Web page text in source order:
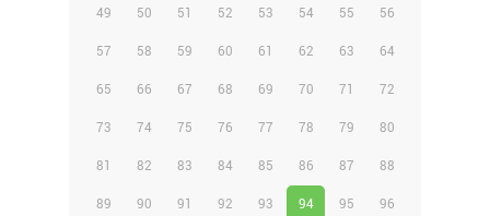
49 50 51 52 53 54 55 56
57 58 59 60 61 62 63 64
65 66 67 68 69 70 71 72
73 74 75 76 77 78 79 80
81 82 83 84 85 86 87 88
89 90 91 92 93 94 95 96